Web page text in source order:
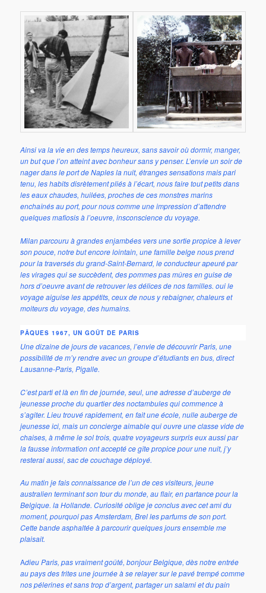
Ainsi va la vie en des temps heureux, sans savoir où dormir, manger,
un but que l’on atteint avec bonheur sans y penser. L’envie un soir de
nager dans le port de Naples la nuit, étranges sensations mais pari
tenu, les habits disrètement pliés à l’écart, nous faire tout petits dans
les eaux chaudes, huilées, proches de ces monstres marins
enchaînés au port, pour nous comme une impression d’attendre
quelques mafiosis à l’oeuvre, insconscience du voyage.
Milan parcouru à grandes enjambées vers une sortie propice à lever
son pouce, notre but encore lointain, une famille belge nous prend
pour la traversés du grand-Saint-Bernard, le conducteur apeuré par
les virages qui se succèdent, des pommes pas mûres en guise de
hors d’oeuvre avant de retrouver les délices de nos familles. oui le
voyage aiguise les appétits, ceux de nous y rebaigner, chaleurs et
moiteurs du voyage, des humains.
PÂQUES 1967, UN GOÛT DE PARIS
Une dizaine de jours de vacances, l’envie de découvrir Paris, une
possibilité de m’y rendre avec un groupe d’étudiants en bus, direct
Lausanne-Paris, Pigalle.
C’est parti et là en fin de journée, seul, une adresse d’auberge de
jeunesse proche du quartier des noctambules qui commence à
s’agiter. Lieu trouvé rapidement, en fait une école, nulle auberge de
jeunesse ici, mais un concierge aimable qui ouvre une classe vide de
chaises, à même le sol trois, quatre voyageurs surpris eux aussi par
la fausse information ont accepté ce gîte propice pour une nuit, j’y
resterai aussi, sac de couchage déployé.
Au matin je fais connaissance de l’un de ces visiteurs, jeune
australien terminant son tour du monde, au flair, en partance pour la
Belgique. la Hollande. Curiosité oblige je conclus avec cet ami du
moment, pourquoi pas Amsterdam, Brel les parfums de son port.
Cette bande asphaltée à parcourir quelques jours ensemble me
plaisait.
Adieu Paris, pas vraiment goûté, bonjour Belgique, dès notre entrée
au pays des frites une journée à se relayer sur le pavé trempé comme
nos pélerines et sans trop d’argent, partager un salami et du pain